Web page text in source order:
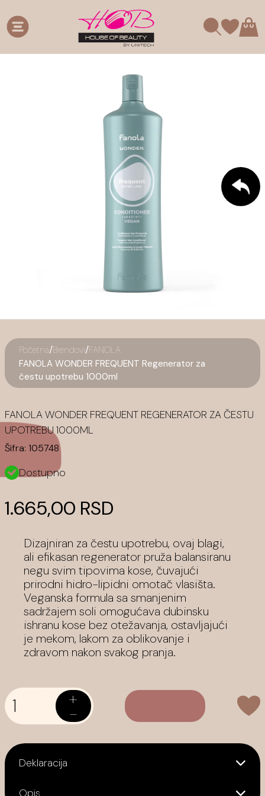
Početna/Brendovi/FANOLA
FANOLA WONDER FREQUENT Regenerator za
čestu upotrebu 1000ml
FANOLA WONDER FREQUENT REGENERATOR ZA ČESTU
UPOTREBU 1000ML
Šifra: 105748
Dostupno
1.665,00 RSD
Dizajniran za čestu upotrebu, ovaj blagi,
ali efikasan regenerator pruža balansiranu
negu svim tipovima kose, čuvajući
prirodni hidro-lipidni omotač vlasišta.
Veganska formula sa smanjenim
sadržajem soli omogućava dubinsku
ishranu kose bez otežavanja, ostavljajući
je mekom, lakom za oblikovanje i
zdravom nakon svakog pranja.
+
-
Deklaracija
Opis